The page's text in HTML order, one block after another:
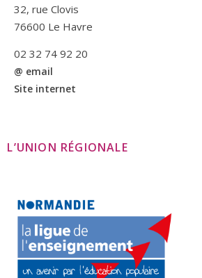
32, rue Clovis
76600 Le Havre
02 32 74 92 20
@ email
Site internet
L’UNION RÉGIONALE